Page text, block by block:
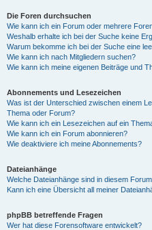
Die Foren durchsuchen
Wie kann ich ein Forum oder mehrere
Weshalb erhalte ich bei der Suche keine
Warum bekomme ich bei der Suche eine
Wie kann ich nach Mitgliedern suchen?
Wie kann ich meine eigenen Beiträge und
Abonnements und Lesezeichen
Was ist der Unterschied zwischen einem
Thema oder Forum?
Wie kann ich ein Lesezeichen auf ein
Wie kann ich ein Forum abonnieren?
Wie deaktiviere ich meine Abonnements?
Dateianhänge
Welche Dateianhänge sind in diesem
Kann ich eine Übersicht all meiner
phpBB betreffende Fragen
Wer hat diese Forensoftware entwickelt?